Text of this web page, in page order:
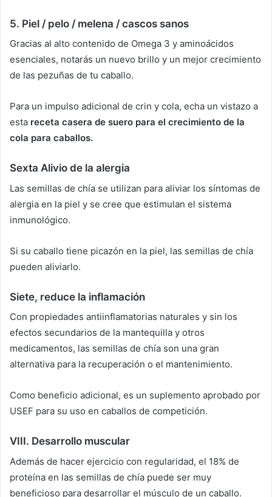
5. Piel / pelo / melena / cascos sanos
Gracias al alto contenido de Omega 3 y aminoácidos
esenciales, notarás un nuevo brillo y un mejor crecimiento
de las pezuñas de tu caballo.
Para un impulso adicional de crin y cola, echa un vistazo a
esta receta casera de suero para el crecimiento de la
cola para caballos.
Sexta Alivio de la alergia
Las semillas de chía se utilizan para aliviar los síntomas de
alergia en la piel y se cree que estimulan el sistema
inmunológico.
Si su caballo tiene picazón en la piel, las semillas de chía
pueden aliviarlo.
Siete, reduce la inflamación
Con propiedades antiinflamatorias naturales y sin los
efectos secundarios de la mantequilla y otros
medicamentos, las semillas de chía son una gran
alternativa para la recuperación o el mantenimiento.
Como beneficio adicional, es un suplemento aprobado por
USEF para su uso en caballos de competición.
VIII. Desarrollo muscular
Además de hacer ejercicio con regularidad, el 18% de
proteína en las semillas de chía puede ser muy
beneficioso para desarrollar el músculo de un caballo.